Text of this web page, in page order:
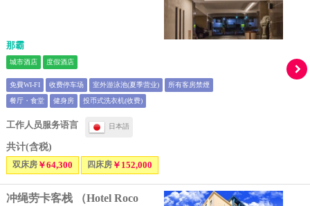
那霸
城市酒店 度假酒店
免費WI-FI 收费停车场 室外游泳池(夏季营业) 所有客房禁煙
餐厅・食堂 健身房 投币式洗衣机(收费)
工作人员服务语言 日本語
共计(含税)
双床房￥64,300 四床房￥152,000
冲绳劳卡客栈 （Hotel Roco